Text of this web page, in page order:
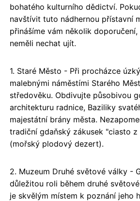
bohatého kulturního dědictví.
navštívit tuto nádhernou přístavní
přinášíme vám několik
neměli nechat ujít.
1. Staré Město - Při procházce
malebnými náměstími Starého
středověku. Obdivujte působivou
architekturu radnice, Baziliky
majestátní brány města.
tradiční gdaňský zákusek "ciasto
(mořský plodový dezert).
2. Muzeum Druhé světové války -
důležitou roli během druhé
je skvělým místem k poznání jeho